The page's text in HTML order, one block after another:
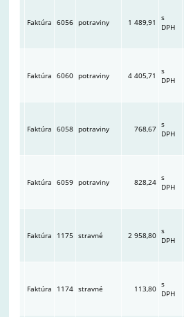
Faktúra 6056 potraviny 1 489,91
s
DPH
Faktúra 6060 potraviny 4 405,71
s
DPH
Faktúra 6058 potraviny 768,67 s
DPH
Faktúra 6059 potraviny 828,24 s
DPH
Faktúra 1175 stravné 2 958,80 s
DPH
Faktúra 1174 stravné 113,80 s
DPH